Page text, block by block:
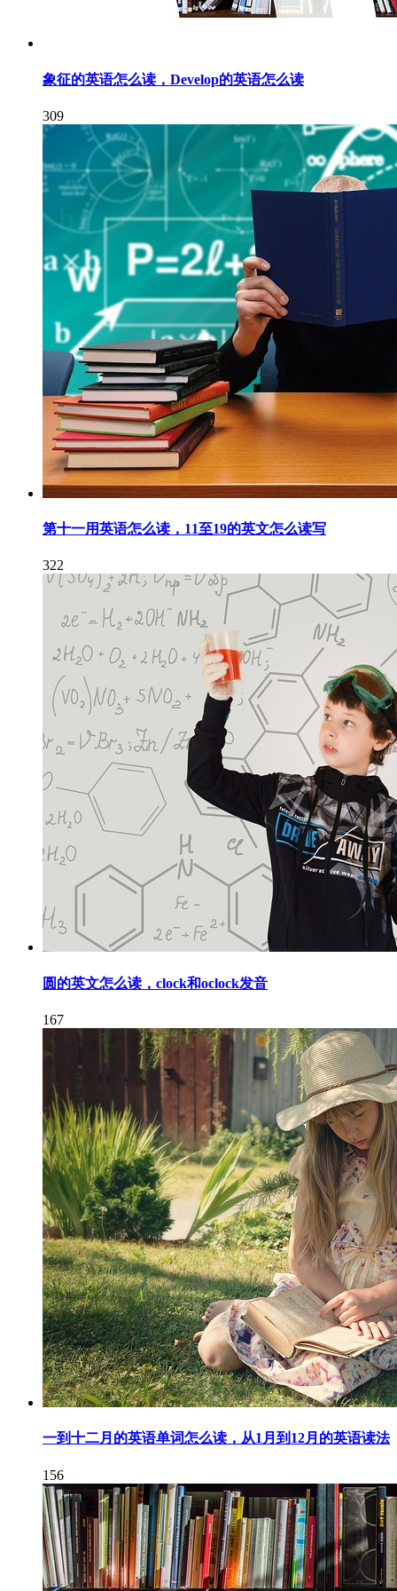
象征的英语怎么读，Develop的英语怎么读
309
第十一用英语怎么读，11至19的英文怎么读写
322
圆的英文怎么读，clock和oclock发音
167
一到十二月的英语单词怎么读，从1月到12月的英语读法
156